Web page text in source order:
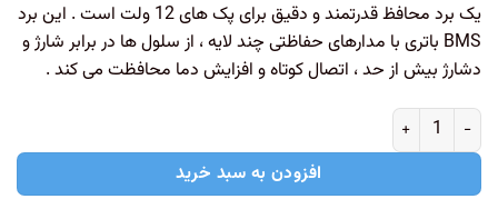
یک برد محافظ قدرتمند و دقیق برای پک های 12 ولت است . این برد
BMS باتری با مدارهای حفاظتی چند لایه ، از سلول ها در برابر شارژ و
دشارژ بیش از حد ، اتصال کوتاه و افزایش دما محافظت می کند .
افزودن به سبد خرید